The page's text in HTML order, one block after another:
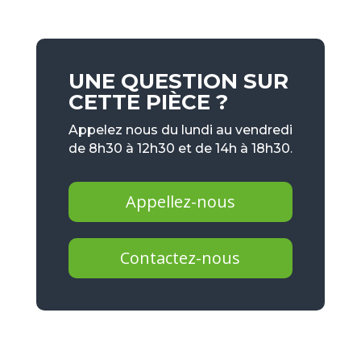
UNE QUESTION SUR
CETTE PIÈCE ?
Appelez nous du lundi au vendredi
de 8h30 à 12h30 et de 14h à 18h30.
Appellez-nous
Contactez-nous